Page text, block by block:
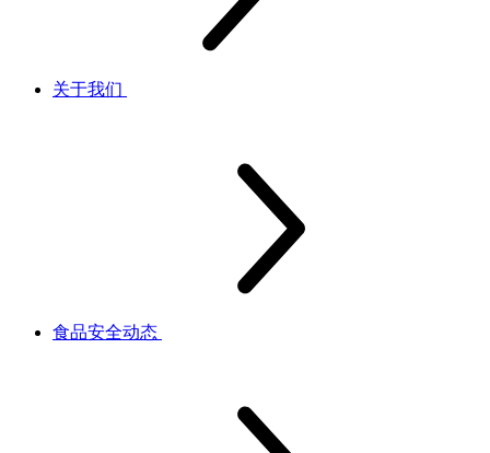
关于我们
食品安全动态